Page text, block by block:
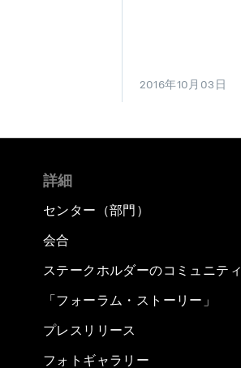
2016年10月03日
詳細
センター（部門）
会合
ステークホルダーのコミュニティ
「フォーラム・ストーリー」
プレスリリース
フォトギャラリー